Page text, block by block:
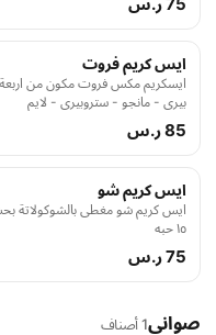
ايس كريم فروت
بيري - مانجو - ستروبيري - لايم
85 ر.س
ايس كريم شو
ايس كريم شو مغطى بالشوكولاتة
١٥ حبه
75 ر.س
صواني1 أصناف